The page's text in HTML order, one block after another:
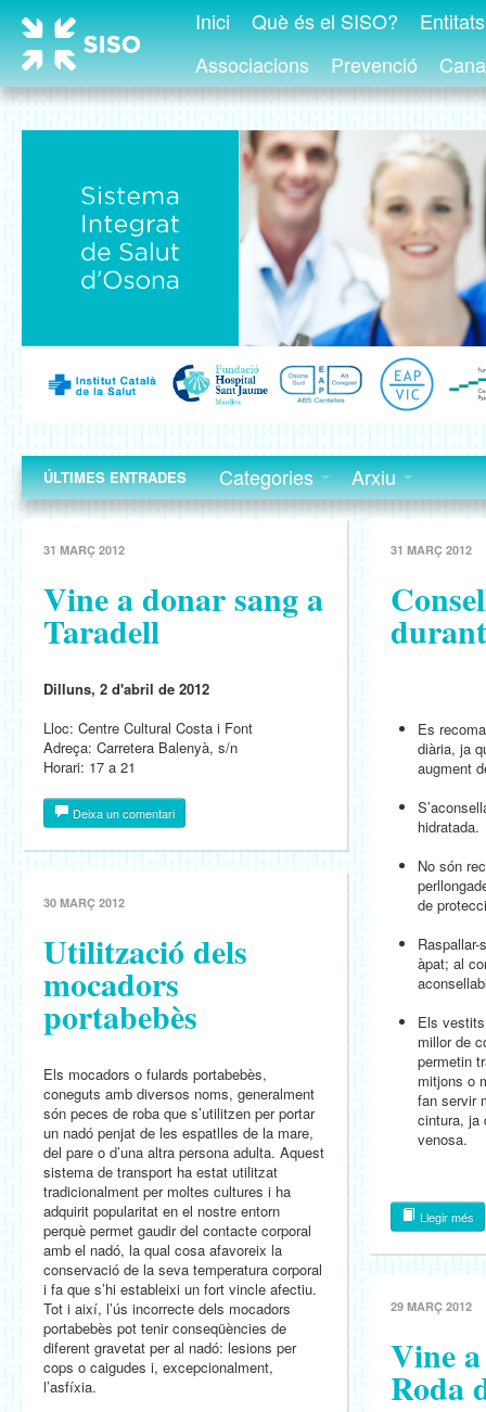
Inici Què és el SISO?
Associacions
Prevenció
ÚLTIMES ENTRADES Categories Arxiu
31 MARÇ 2012
Vine a donar sang a
Taradell
Dilluns, 2 d'abril de 2012
Lloc: Centre Cultural Costa i Font
Adreça: Carretera Balenyà, s/n
Horari: 17 a 21
Deixa un comentari
30 MARÇ 2012
Utilització dels
mocadors
portabebès
Els mocadors o fulards portabebès,
coneguts amb diversos noms, generalment
són peces de roba que s’utilitzen per portar
un nadó penjat de les espatlles de la mare,
del pare o d’una altra persona adulta. Aquest
sistema de transport ha estat utilitzat
tradicionalment per moltes cultures i ha
adquirit popularitat en el nostre entorn
perquè permet gaudir del contacte corporal
amb el nadó, la qual cosa afavoreix la
conservació de la seva temperatura corporal
i fa que s’hi estableixi un fort vincle afectiu.
Tot i així, l’ús incorrecte dels mocadors
portabebès pot tenir conseqüències de
diferent gravetat per al nadó: lesions per
cops o caigudes i, excepcionalment,
l’asfíxia.
31 MARÇ 2012
Es
diària, ja
augment
hidratada.
No són
de
àpat; al
Els
millor de
permetin
mitjons o
fan servir
cintura, ja
venosa.
Llegir més
29 MARÇ 2012
Vine
Roda